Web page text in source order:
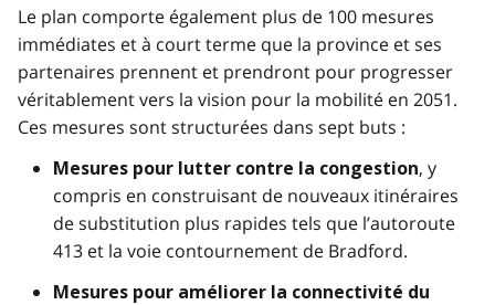
Le plan comporte également plus de 100 mesures
immédiates et à court terme que la province et ses
partenaires prennent et prendront pour progresser
véritablement vers la vision pour la mobilité en 2051.
Ces mesures sont structurées dans sept buts :
Mesures pour lutter contre la congestion, y
compris en construisant de nouveaux itinéraires
de substitution plus rapides tels que l’autoroute
413 et la voie contournement de Bradford.
Mesures pour améliorer la connectivité du